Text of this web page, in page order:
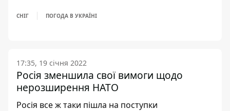
СНІГ ПОГОДА В УКРАЇНІ
17:35, 19 січня 2022
Росія зменшила свої вимоги щодо
нерозширення НАТО
Росія все ж таки пішла на поступки